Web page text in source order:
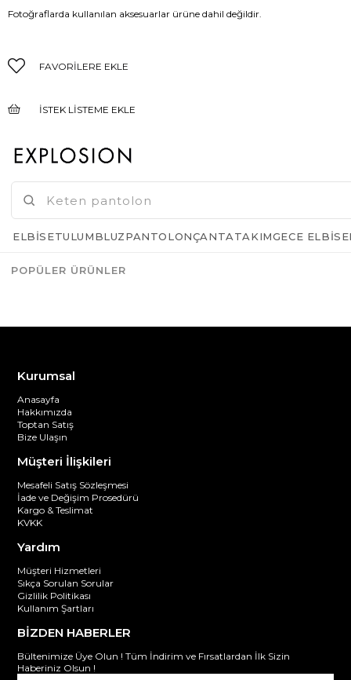
Fotoğraflarda kullanılan aksesuarlar ürüne dahil değildir.
FAVORILERE EKLE
İSTEK LISTEME EKLE
Kurumsal
Anasayfa
Hakkımızda
Toptan Satış
Bize Ulaşın
Müşteri İlişkileri
Mesafeli Satış Sözleşmesi
İade ve Değişim Prosedürü
Kargo & Teslimat
KVKK
Yardım
Müşteri Hizmetleri
Sıkça Sorulan Sorular
Gizlilik Politikası
Kullanım Şartları
BİZDEN HABERLER
Bültenimize Üye Olun ! Tüm İndirim ve Fırsatlardan İlk Sizin
Haberiniz Olsun !
ELBISETULUMBLUZPANTOLONÇANTATAKIMGECE
POPÜLER ÜRÜNLER